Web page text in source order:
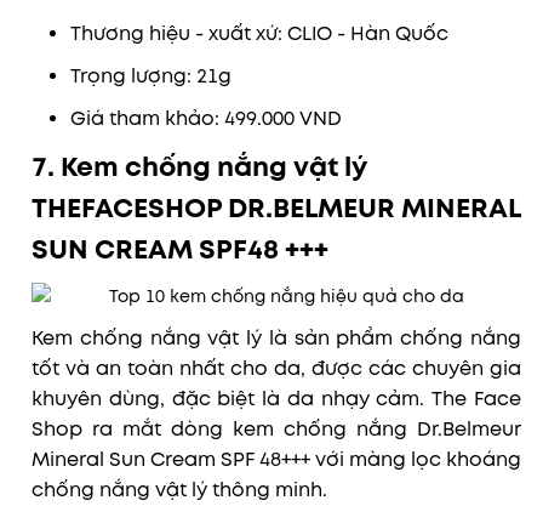
Thương hiệu - xuất xứ: CLIO - Hàn Quốc
Trọng lượng: 21g
Giá tham khảo: 499.000 VND
7. Kem chống nắng vật lý
THEFACESHOP DR.BELMEUR MINERAL
SUN CREAM SPF48 +++
Kem chống nắng vật lý là sản phẩm chống nắng
tốt và an toàn nhất cho da, được các chuyên gia
khuyên dùng, đặc biệt là da nhạy cảm. The Face
Shop ra mắt dòng kem chống nắng Dr.Belmeur
Mineral Sun Cream SPF 48+++ với màng lọc khoáng
chống nắng vật lý thông minh.